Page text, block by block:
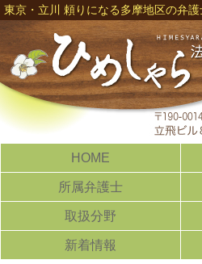
東京・立川 頼りになる多摩地区の弁
HOME
所属弁護士
取扱分野
新着情報